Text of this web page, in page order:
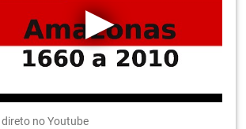
direto no Youtube